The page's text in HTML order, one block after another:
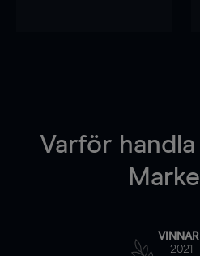
Varför handla
2021